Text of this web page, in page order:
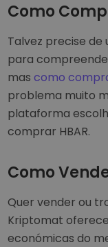
Como
Talvez precise
para
mascomo
problema muito
plataforma
comprar HBAR.
Como
Quer vender ou
Kriptomat
económicas do